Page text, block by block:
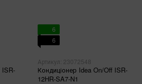
ISR-
6
6
Артикул: 23072548
Кондиціонер Idea On/Off ISR-
12HR-SA7-N1